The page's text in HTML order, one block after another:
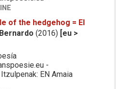
of the hedgehog = El
(2016) [eu >
-
Itzulpenak: EN Amaia